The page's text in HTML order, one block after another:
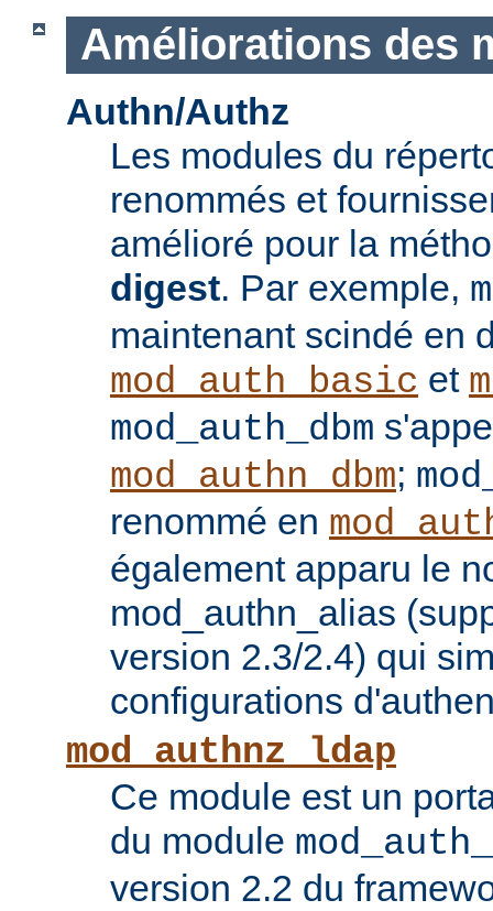
Améliorations des
Authn/Authz
Les modules du
renommés et
amélioré pour la
digest. Par exemple,
maintenant scindé en
mod_auth_basic et
mod_auth_dbm
mod_authn_dbm;
renommé en
également apparu le
mod_authn_alias
version 2.3/2.4) qui
configurations
mod_authnz_ldap
Ce module est un
du module
version 2.2 du